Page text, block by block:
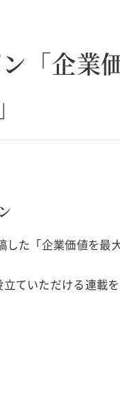
「企業
した「企業価値を
ていただける連載